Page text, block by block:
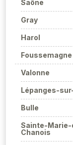
Saône
Gray
Harol
Foussemagne
Valonne
Lépanges-
Bulle
Sainte-Marie-
Chanois